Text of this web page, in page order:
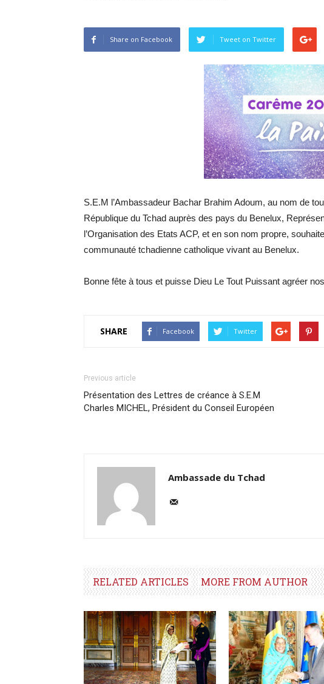
Share on Facebook Tweet on Twitter
S.E.M l’Ambassadeur Bachar Brahim Adoum, au nom de
République du Tchad auprès des pays du Benelux,
l’Organisation des Etats ACP, et en son nom propre,
communauté tchadienne catholique vivant au Benelux.
Bonne fête à tous et puisse Dieu Le Tout Puissant agréer
SHARE Facebook Twitter
Previous article
Présentation des Lettres de créance à S.E.M
Charles MICHEL, Président du Conseil Européen
Ambassade du Tchad
RELATED ARTICLES MORE FROM AUTHOR